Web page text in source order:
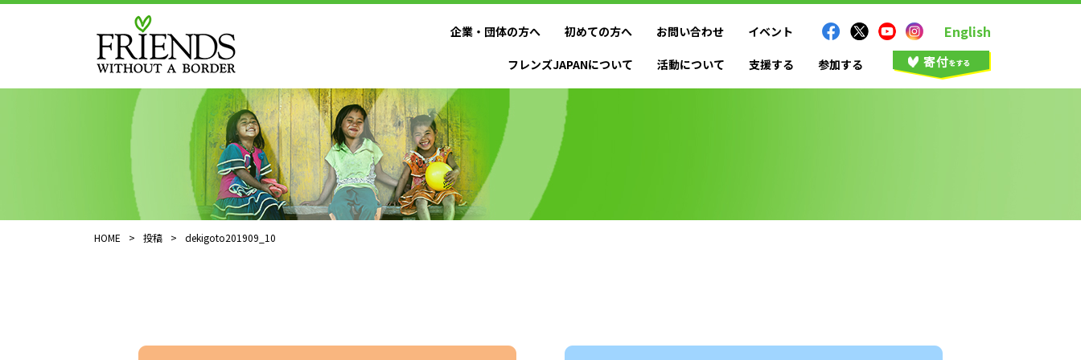
フレンズJAPANについて 活動について 支援する 参加する
企業・団体の方へ 初めての方へ お問い合わせ イベント English
HOME > 投稿 > dekigoto201909_10